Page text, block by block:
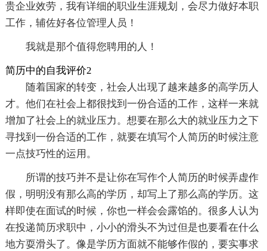
贵企业效劳，我有详细的职业生涯规划，会尽力做好本职
工作，辅佐好各位管理人员！
我就是那个值得您聘用的人！
简历中的自我评价2
随着国家的转变，社会人出现了越来越多的高学历人
才。他们在社会上都很找到一份合适的工作，这样一来就
增加了社会上的就业压力。想要在那么大的就业压力之下
寻找到一份合适的工作，就要在填写个人简历的时候注意
一点技巧性的运用。
所谓的技巧并不是让你在写作个人简历的时候弄虚作
假，明明没有那么高的学历，却写上了那么高的学历。这
样即使在面试的时候，你也一样会会露馅的。很多人认为
在投递简历求职中，小小的滑头不为过但是也要看在什么
地方耍滑头了。像是学历方面就不能够作假的，要实事求